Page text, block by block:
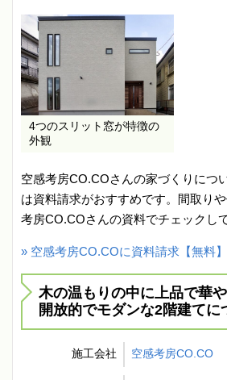
4つのスリット窓が特徴の
外観
空感考房CO.COさんの家づくりにつ
は資料請求がおすすめです。間取り
考房CO.COさんの資料でチェックし
» 空感考房CO.COに資料請求【無料】
木の温もりの中に上品で華
開放的でモダンな2階建てに
施工会社 空感考房CO.CO